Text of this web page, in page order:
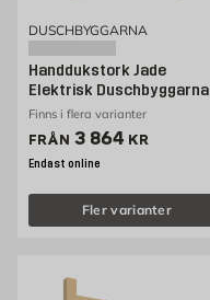
DUSCHBYGGARNA
Handdukstork Jade
Elektrisk Duschbyggarna
Finns i flera varianter
FRÅN Pris 3864 kr
3 864 KR
Endast online
Fler varianter